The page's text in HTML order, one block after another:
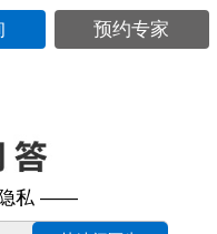
预约专家
私 ——